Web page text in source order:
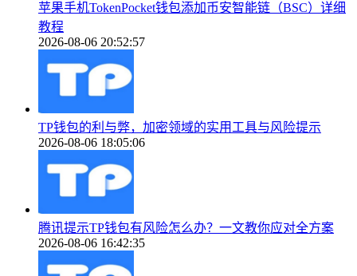
苹果手机TokenPocket钱包添加币安智能链（BSC）详细
教程
2026-08-06 20:52:57
TP钱包的利与弊，加密领域的实用工具与风险提示
2026-08-06 18:05:06
腾讯提示TP钱包有风险怎么办？一文教你应对全方案
2026-08-06 16:42:35